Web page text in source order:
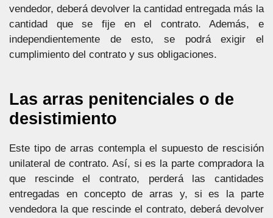
vendedor, deberá devolver la cantidad entregada más la
cantidad que se fije en el contrato. Además, e
independientemente de esto, se podrá exigir el
cumplimiento del contrato y sus obligaciones.
Las arras penitenciales o de
desistimiento
Este tipo de arras contempla el supuesto de rescisión
unilateral de contrato. Así, si es la parte compradora la
que rescinde el contrato, perderá las cantidades
entregadas en concepto de arras y, si es la parte
vendedora la que rescinde el contrato, deberá devolver